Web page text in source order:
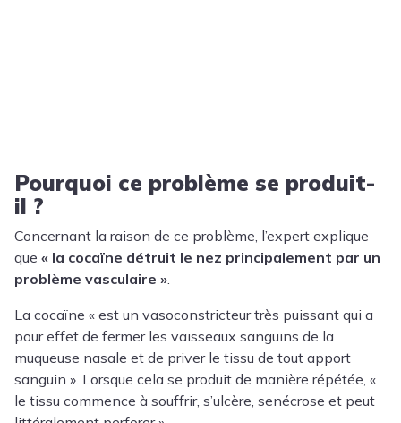
Pourquoi ce problème se produit-
il ?
Concernant la raison de ce problème, l’expert explique
que « la cocaïne détruit le nez principalement par un
problème vasculaire ».
La cocaïne « est un vasoconstricteur très puissant qui a
pour effet de fermer les vaisseaux sanguins de la
muqueuse nasale et de priver le tissu de tout apport
sanguin ». Lorsque cela se produit de manière répétée, «
le tissu commence à souffrir, s’ulcère, senécrose et peut